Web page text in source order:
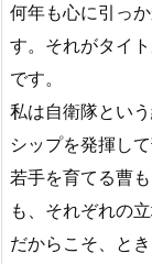
何年も心に引っ
す。それがタイ
です。
私は自衛隊とい
シップを発揮し
若手を育てる曹
も、それぞれの
だからこそ、と